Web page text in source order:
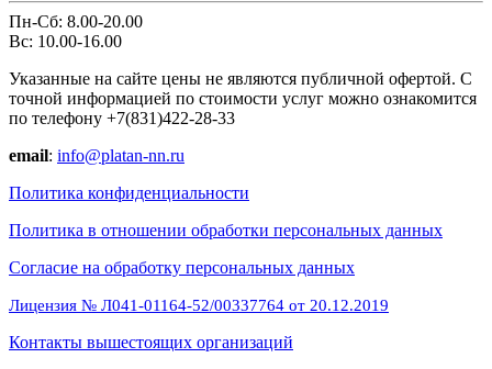
Пн-Сб: 8.00-20.00
Вс: 10.00-16.00
Указанные на сайте цены не являются публичной офертой. С
точной информацией по стоимости услуг можно ознакомится
по телефону +7(831)422-28-33
email: info@platan-nn.ru
Политика конфиденциальности
Политика в отношении обработки персональных данных
Cогласие на обработку персональных данных
Лицензия № Л041-01164-52/00337764 от 20.12.2019
Контакты вышестоящих организаций